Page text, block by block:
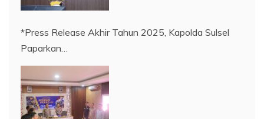
*Press Release Akhir Tahun 2025, Kapolda Sulsel
Paparkan…